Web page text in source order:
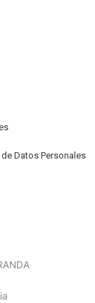
Datos Personales